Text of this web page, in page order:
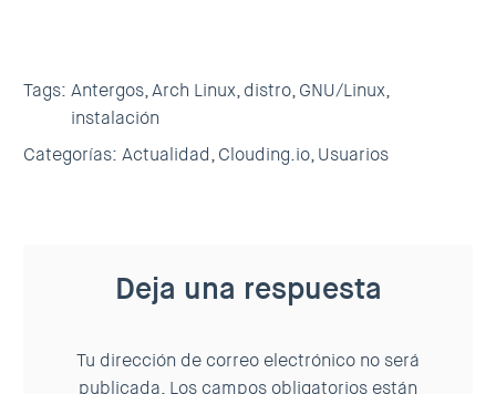
Tags: Antergos,Arch Linux,distro,GNU/Linux,
instalación
Categorías: Actualidad,Clouding.io,Usuarios
Deja una respuesta
Tu dirección de correo electrónico no será
publicada. Los campos obligatorios están